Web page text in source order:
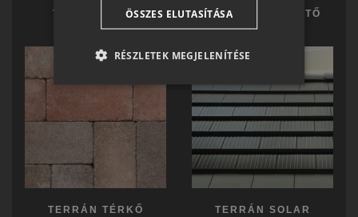
TERRÁN TETŐ TERRÁN KÉSZTETŐ
TERRÁN TÉRKŐ TERRÁN SOLAR
SR
RO-HU
ITALIAN
ÖSSZES ELUTASÍTÁSA
RÉSZLETEK MEGJELENÍTÉSE